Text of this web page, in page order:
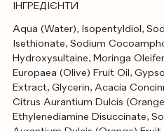
ІНГРЕДІЄНТИ
Aqua (Water), Isopentyldiol,
Isethionate, Sodium
Hydroxysultaine, Moringa
Europaea (Olive) Fruit Oil,
Extract, Glycerin, Acacia
Citrus Aurantium Dulcis
Ethylenediamine Disuccinate,